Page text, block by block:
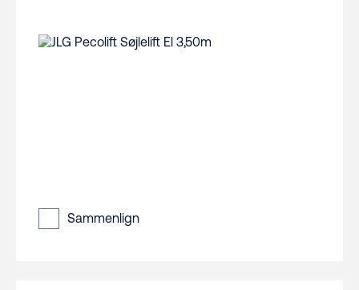
Sammenlign